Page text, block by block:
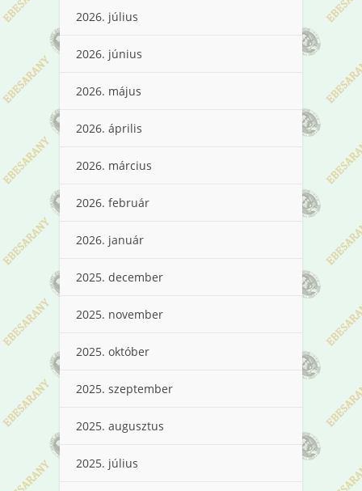
2026. július
2026. június
2026. május
2026. április
2026. március
2026. február
2026. január
2025. december
2025. november
2025. október
2025. szeptember
2025. augusztus
2025. július